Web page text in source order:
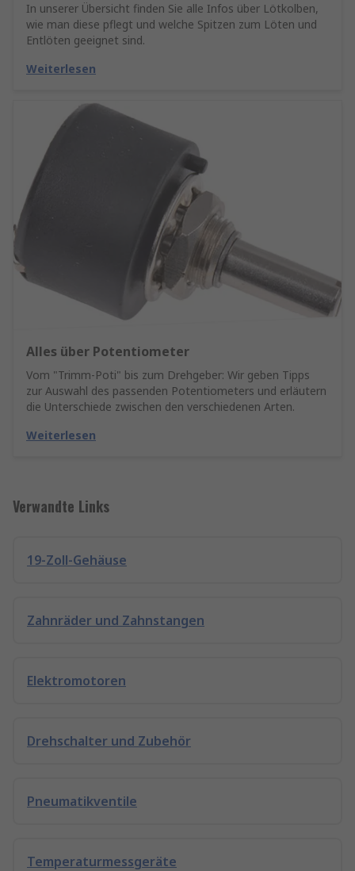
In unserer Übersicht finden Sie alle Infos über Lötkolben,
wie man diese pflegt und welche Spitzen zum Löten und
Entlöten geeignet sind.
Weiterlesen
Alles über Potentiometer
Vom "Trimm-Poti" bis zum Drehgeber: Wir geben Tipps
zur Auswahl des passenden Potentiometers und erläutern
die Unterschiede zwischen den verschiedenen Arten.
Weiterlesen
Verwandte Links
19-Zoll-Gehäuse
Zahnräder und Zahnstangen
Elektromotoren
Drehschalter und Zubehör
Pneumatikventile
Temperaturmessgeräte